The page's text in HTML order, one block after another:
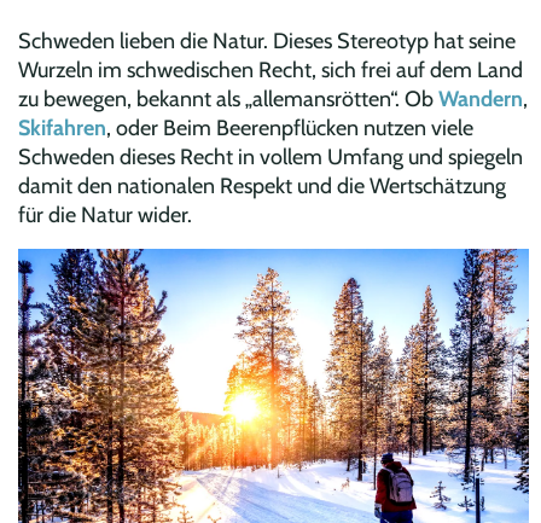
Schweden lieben die Natur. Dieses Stereotyp hat seine
Wurzeln im schwedischen Recht, sich frei auf dem Land
zu bewegen, bekannt als „allemansrötten“. ObWandern,
Skifahren, oder Beim Beerenpflücken nutzen viele
Schweden dieses Recht in vollem Umfang und spiegeln
damit den nationalen Respekt und die Wertschätzung
für die Natur wider.